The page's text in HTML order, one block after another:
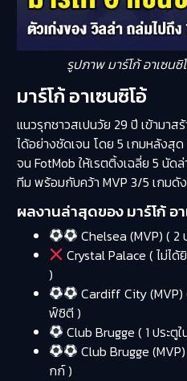
รูปภาพ มาร์โก้ อาเซน
มาร์โก้ อาเซนซิโอ้
แนวรุกชาวสเปนวัย 29 ปี เข้ามาส
ได้อย่างชัดเจน โดย 5 เกมหลังสุ
จน FotMob ให้เรตติ้งเฉลี่ย 5 นั
ทีม พร้อมกับคว้า MVP 3/5 เกมดั
ผลงานล่าสุดของ มาร์โก้ อา
Chelsea (MVP) ( 2
Crystal Palace ( ไม่ไ
)
Cardiff City
ฟ์ซิตี )
Club Brugge ( 1 ประ
Club Brugge
กก์ )